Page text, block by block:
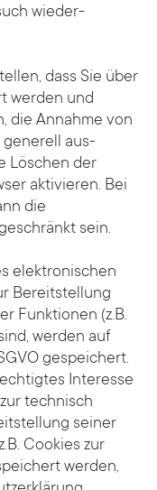
wieder­
dass Sie über
werden und
die Annahme von
generell aus­
Löschen der
aktivieren. Bei
die
sein.
elektronischen
Bereit­stellung
Funktionen (z.B.
werden auf
gespeichert.
Interesse
technisch
seiner
Cookies zur
werden,